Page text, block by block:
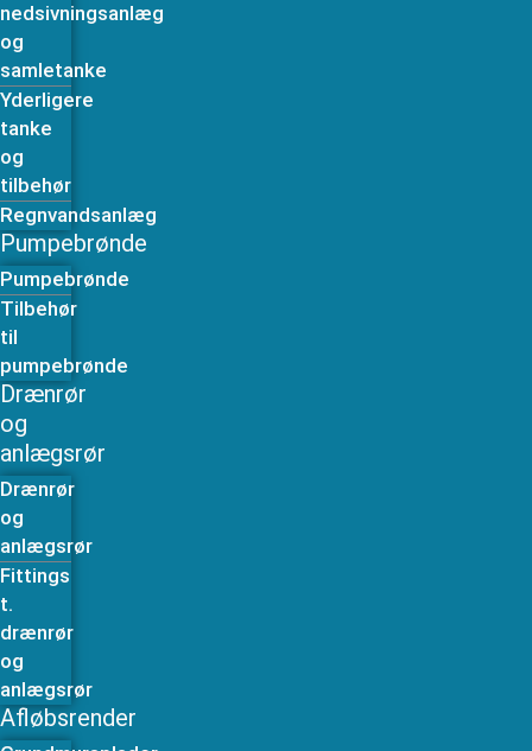
nedsivningsanlæg
og
samletanke
Yderligere
tanke
og
tilbehør
Regnvandsanlæg
Pumpebrønde
Pumpebrønde
Tilbehør
til
pumpebrønde
Drænrør
og
anlægsrør
Drænrør
og
anlægsrør
Fittings
t.
drænrør
og
anlægsrør
Afløbsrender